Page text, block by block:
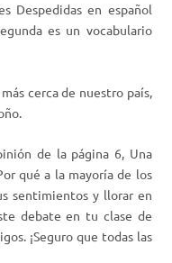
Despedidas en español
es un vocabulario
cerca de nuestro país,
de la página 6, Una
qué a la mayoría de los
sentimientos y llorar en
debate en tu clase de
¡Seguro que todas las